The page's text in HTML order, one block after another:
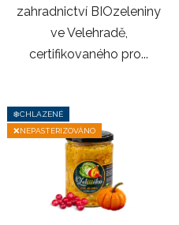
zahradnictví BIOzeleniny
ve Velehradě,
certifikovaného pro...
❄️CHLAZENÉ
❌NEPASTERIZOVÁNO